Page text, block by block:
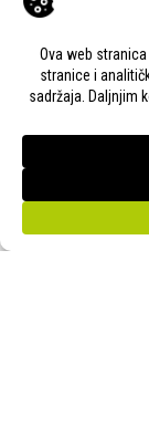
KONTAKT
Adresa:
Email:bj-